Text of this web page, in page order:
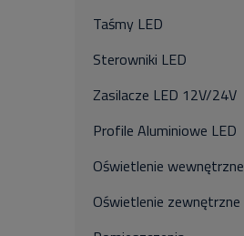
Taśmy LED
Sterowniki LED
Zasilacze LED 12V/24V
Profile Aluminiowe LED
Oświetlenie wewnętrzne
Oświetlenie zewnętrzne